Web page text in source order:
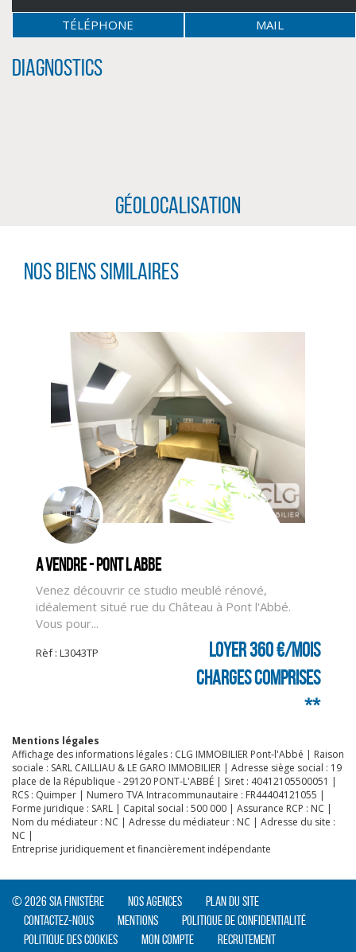
TÉLÉPHONE MAIL
Diagnostics
Géolocalisation
Nos biens similaires
A vendre - PONT L ABBE
Venez découvrir ce studio meublé rénové,
idéalement situé rue du Château à Pont l'Abbé.
Vous pour...
Rèf : L3043TP
Loyer 360 €/mois
charges comprises
**
Mentions légales
Affichage des informations légales : CLG IMMOBILIER Pont-l'Abbé | Raison
sociale : SARL CAILLIAU & LE GARO IMMOBILIER | Adresse siège social : 19
place de la République - 29120 PONT-L'ABBÉ | Siret : 40412105500051 |
RCS : Quimper | Numero TVA Intracommunautaire : FR44404121055 |
Forme juridique : SARL | Capital social : 500 000 | Assurance RCP : NC |
Nom du médiateur : NC | Adresse du médiateur : NC | Adresse du site :
NC |
Entreprise juridiquement et financièrement indépendante
© 2026 SIA Finistère Nos agences
Plan du site
Contactez-nous
Mentions
Politique de confidentialité
Politique des cookies
Mon compte Recrutement